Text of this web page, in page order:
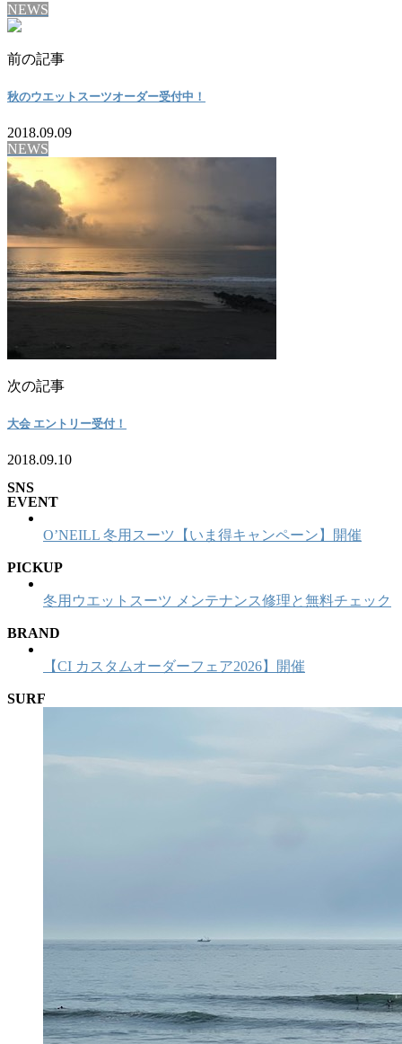
NEWS
前の記事
秋のウエットスーツオーダー受付中！
2018.09.09
NEWS
次の記事
大会 エントリー受付！
2018.09.10
SNS
EVENT
O’NEILL 冬用スーツ【いま得キャンペーン】開催
PICKUP
冬用ウエットスーツ メンテナンス修理と無料チェック
BRAND
【CI カスタムオーダーフェア2026】開催
SURF